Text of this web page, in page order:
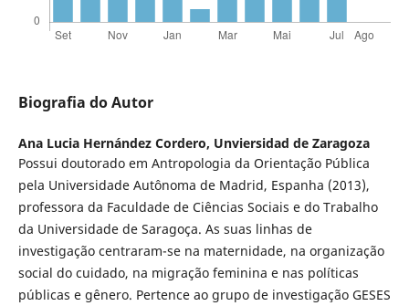
Biografia do Autor
Ana Lucia Hernández Cordero, Unviersidad de Zaragoza
Possui doutorado em Antropologia da Orientação Pública
pela Universidade Autônoma de Madrid, Espanha (2013),
professora da Faculdade de Ciências Sociais e do Trabalho
da Universidade de Saragoça. As suas linhas de
investigação centraram-se na maternidade, na organização
social do cuidado, na migração feminina e nas políticas
públicas e gênero. Pertence ao grupo de investigação GESES